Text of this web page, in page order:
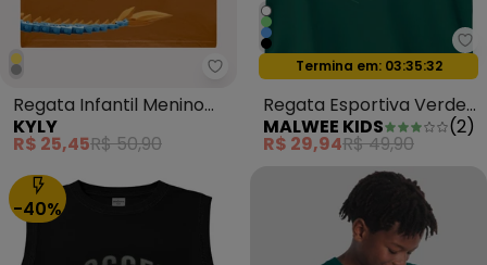
Kyly - Regata Infantil Menino
Regata Infantil Menino
Dragão Amarelo
KYLY
R$ 25,45R$ 50,90
Oferta relâmpago
Termina em: 03:35:29
Regata Esportiva Verde
Esmeralda
MALWEE KIDS (2)
R$ 29,94R$ 49,90
-40%